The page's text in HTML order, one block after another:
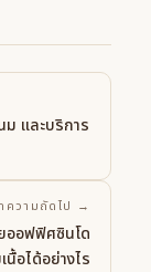
ม และบริการ
ความถัดไป →
ออฟฟิศซินโด
อได้อย่างไร